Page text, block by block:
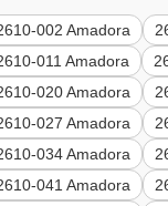
002 Amadora
011 Amadora
020 Amadora
027 Amadora
034 Amadora
041 Amadora